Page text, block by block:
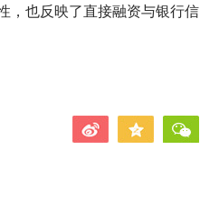
，也反映了直接融资与银行信